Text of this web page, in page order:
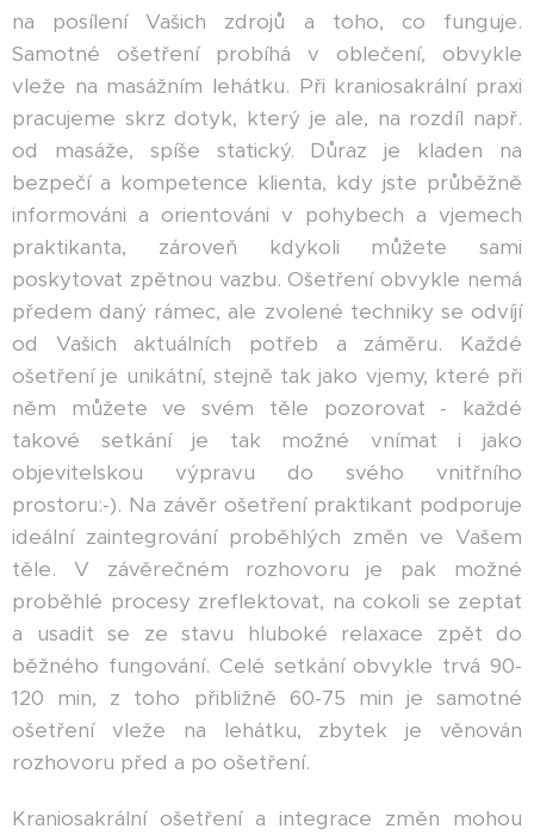
na posílení Vašich zdrojů a toho, co funguje.
Samotné ošetření probíhá v oblečení, obvykle
vleže na masážním lehátku. Při kraniosakrální praxi
pracujeme skrz dotyk, který je ale, na rozdíl např.
od masáže, spíše statický. Důraz je kladen na
bezpečí a kompetence klienta, kdy jste průběžně
informováni a orientováni v pohybech a vjemech
praktikanta, zároveň kdykoli můžete sami
poskytovat zpětnou vazbu. Ošetření obvykle nemá
předem daný rámec, ale zvolené techniky se odvíjí
od Vašich aktuálních potřeb a záměru. Každé
ošetření je unikátní, stejně tak jako vjemy, které při
něm můžete ve svém těle pozorovat - každé
takové setkání je tak možné vnímat i jako
objevitelskou výpravu do svého vnitřního
prostoru:-). Na závěr ošetření praktikant podporuje
ideální zaintegrování proběhlých změn ve Vašem
těle. V závěrečném rozhovoru je pak možné
proběhlé procesy zreflektovat, na cokoli se zeptat
a usadit se ze stavu hluboké relaxace zpět do
běžného fungování. Celé setkání obvykle trvá 90-
120 min, z toho přibližně 60-75 min je samotné
ošetření vleže na lehátku, zbytek je věnován
rozhovoru před a po ošetření.
Kraniosakrální ošetření a integrace změn mohou